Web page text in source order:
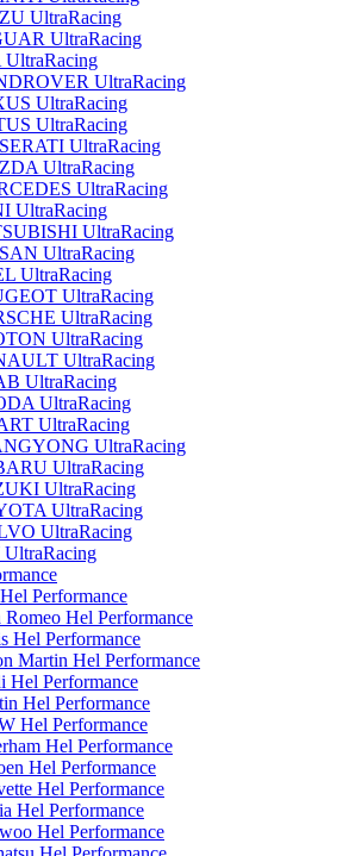
UltraRacing
UltraRacing
UltraRacing
UltraRacing
UltraRacing
UltraRacing
UltraRacing
UltraRacing
UltraRacing
UltraRacing
UltraRacing
UltraRacing
UltraRacing
UltraRacing
UltraRacing
UltraRacing
UltraRacing
UltraRacing
UltraRacing
UltraRacing
UltraRacing
UltraRacing
UltraRacing
UltraRacing
Performance
Hel Performance
Hel Performance
Martin Hel Performance
Hel Performance
Hel Performance
Hel Performance
Hel Performance
Hel Performance
Hel Performance
Hel Performance
Hel Performance